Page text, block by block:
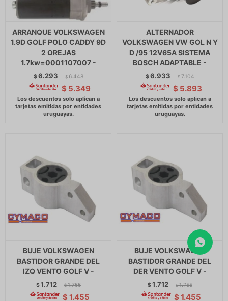
ARRANQUE VOLKSWAGEN
1.9D GOLF POLO CADDY 9D
2 OREJAS
1.7kw=0001107007 -
$6.293 $ 6.448
$ 5.349
ALTERNADOR
VOLKSWAGEN VW GOL N Y
D /95 12V65A SISTEMA
BOSCH ADAPTABLE -
$6.933 $ 7.104
$ 5.893
BUJE VOLKSWAGEN
BASTIDOR GRANDE DEL
IZQ VENTO GOLF V -
$1.712 $ 1.755
$ 1.455
BUJE VOLKSWAGEN
BASTIDOR GRANDE DEL
DER VENTO GOLF V -
$1.712 $ 1.755
$ 1.455